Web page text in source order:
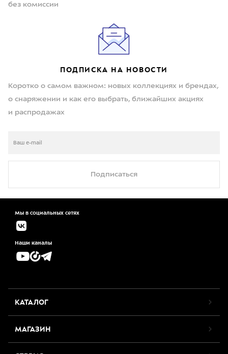
без комиссии
ПОДПИСКА НА НОВОСТИ
Коротко о самом важном: новых коллекциях и брендах,
о снаряжении и как его выбрать, ближайших акциях
и распродажах
Подписаться
Мы в социальных сетях
Наши каналы
КАТАЛОГ
МАГАЗИН